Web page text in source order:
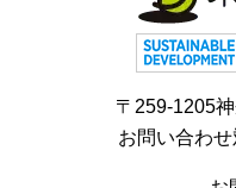
〒259-1205
お問い合わ